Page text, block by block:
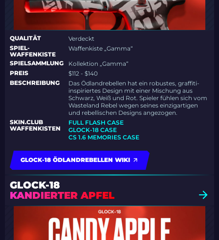
QUALITÄT
Verdeckt
SPIEL-
WAFFENKISTE
Waffenkiste „Gamma“
SPIELSAMMLUNG
Kollektion „Gamma“
PREIS
$112 - $140
BESCHREIBUNG
Das Ödlandrebellen hat ein robustes, graffiti-
inspiriertes Design mit einer Mischung aus
Schwarz, Weiß und Rot. Spieler fühlen sich vom
Wasteland Rebel wegen seines einzigartigen
und rebellischen Designs angezogen.
SKIN.CLUB
WAFFENKISTEN
FULL FLASH CASE
GLOCK-18 CASE
CS 1.6 MEMORIES CASE
GLOCK-18 ÖDLANDREBELLEN WIKI
GLOCK-18
KANDIERTER APFEL